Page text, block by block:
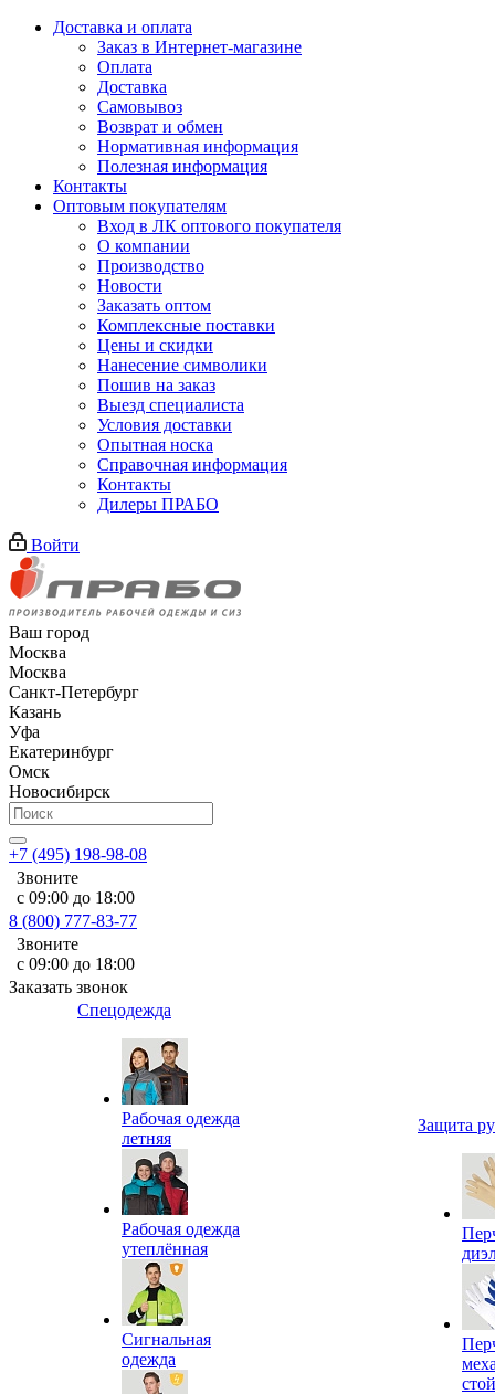
Доставка и оплата
Заказ в Интернет-магазине
Оплата
Доставка
Самовывоз
Возврат и обмен
Нормативная информация
Полезная информация
Контакты
Оптовым покупателям
Вход в ЛК оптового покупателя
О компании
Производство
Новости
Заказать оптом
Комплексные поставки
Цены и скидки
Нанесение символики
Пошив на заказ
Выезд специалиста
Условия доставки
Опытная носка
Справочная информация
Контакты
Дилеры ПРАБО
Войти
Ваш город
Москва
Москва
Санкт-Петербург
Казань
Уфа
Екатеринбург
Омск
Новосибирск
+7 (495) 198-98-08
Звоните
с 09:00 до 18:00
8 (800) 777-83-77
Звоните
с 09:00 до 18:00
Заказать звонок
Спецодежда
Рабочая одежда
летняя
Рабочая одежда
утеплённая
Сигнальная
одежда
Защита